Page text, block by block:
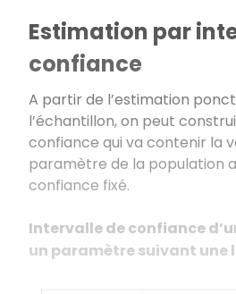
Estimation par
confiance
A partir de l’estimation
l’échantillon, on peut
confiance qui va contenir la
paramètre de la population
confiance fixé.
Intervalle de confiance
un paramètre suivant une